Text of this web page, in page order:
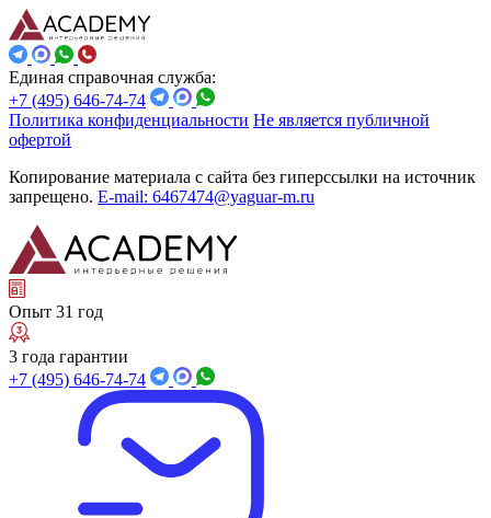
Единая справочная служба:
+7 (495) 646-74-74
Политика конфиденциальности Не является публичной
офертой
Копирование материала с сайта без гиперссылки на источник
запрещено. E-mail: 6467474@yaguar-m.ru
Опыт 31 год
3 года гарантии
+7 (495) 646-74-74